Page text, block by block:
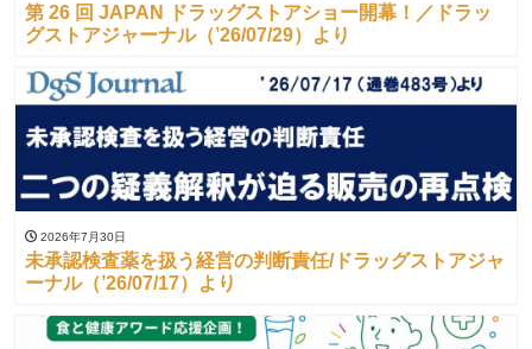
第 26 回 JAPAN ドラッグストアショー開幕！／ドラッ
グストアジャーナル（’26/07/29）より
2026年7月30日
未承認検査薬を扱う経営の判断責任/ドラッグストアジャ
ーナル（’26/07/17）より